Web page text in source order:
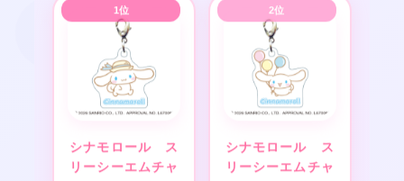
シナモロール ス
リーシーエムチャ
シナモロール ス
リーシーエムチャ